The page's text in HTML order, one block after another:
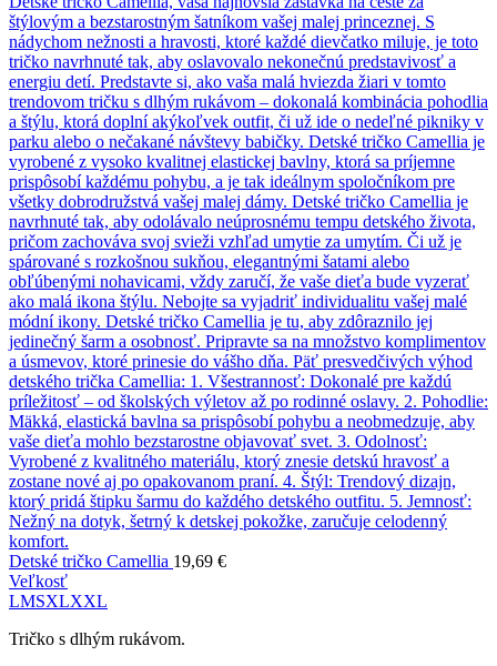
Detské tričko Camellia 19,69 €
Veľkosť
LMSXLXXL
Tričko s dlhým rukávom.